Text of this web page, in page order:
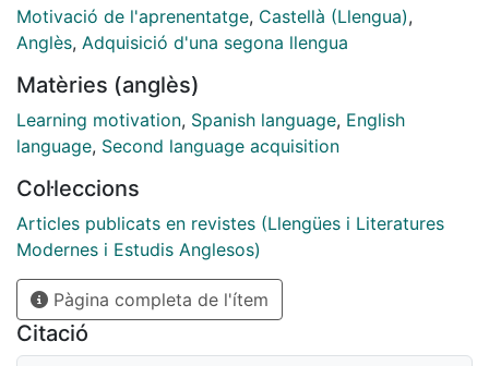
focus on individual differences. The present study
thusaims at exploring the beliefs, motivation and
learners of Spanish as a foreign language. The
participants were nine learners of Spanishas a FL, who
were following teacher-led online classes at the time
consisting of a background questionnaire, a
questionnaire thatencompassed 36 statements on
beliefs, motivation, and strategies, and a semi-
structuredinterview. Results show a variety of positive
beliefs linked to learning Spanish, and the use
ofdifferent types of strategies to build their own
learning process and promote self-motivation.
Motivació de l'aprenentatge, Castellà (Llengua),
Anglès, Adquisició d'una segona llengua
Matèries (anglès)
Learning motivation, Spanish language, English
language, Second language acquisition
Col·leccions
Articles publicats en revistes (Llengües i Literatures
Modernes i Estudis Anglesos)
Pàgina completa de l'ítem
Citació